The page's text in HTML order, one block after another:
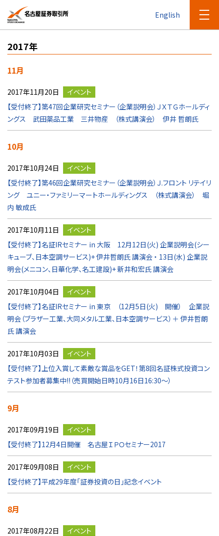
English
2017年
11月
2017年11月20日
イベント
【受付終了】第47回企業研究セミナー（企業説明会）ＪＸＴＧホールディ
ングス 武田薬品工業 三井物産 （株式講演会） 伊井 哲朗氏
10月
2017年10月24日
イベント
【受付終了】第46回企業研究セミナー（企業説明会）Ｊ.フロント リテイリ
ング ユニー・ファミリーマートホールディングス （株式講演会） 堀
内 敏成氏
2017年10月11日
イベント
【受付終了】名証IRセミナー in 大阪 12月12日(火) 企業説明会(シー
キューブ、日本空調サービス)+ 伊井哲朗氏 講演会 ・ 13日(水) 企業説
明会(メニコン、日華化学、名工建設)+ 新井和宏氏 講演会
2017年10月04日
イベント
【受付終了】名証IRセミナー in 東京 （12月5日(火) 開催） 企業説
明会（ブラザー工業、大同メタル工業、日本空調サービス）＋ 伊井哲朗
氏 講演会
2017年10月03日
イベント
【受付終了】上位入賞して素敵な賞品をGET！第8回名証株式投資コン
テスト参加者募集中!!（売買開始日時10月16日16:30～）
9月
2017年09月19日
イベント
【受付終了】12月4日開催 名古屋ＩＰＯセミナー2017
2017年09月08日
イベント
【受付終了】平成29年度「証券投資の日」記念イベント
8月
2017年08月22日
イベント